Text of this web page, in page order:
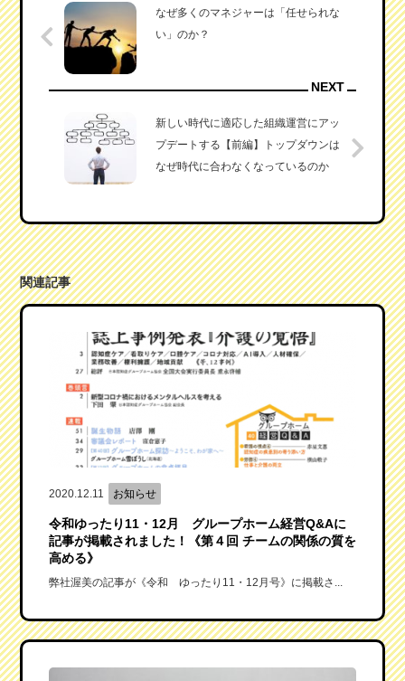
なぜ多くのマネジャーは「任せられな
い」のか？
NEXT
新しい時代に適応した組織運営にアッ
プデートする【前編】トップダウンは
なぜ時代に合わなくなっているのか
関連記事
2020.12.11 お知らせ
令和ゆったり11・12月 グループホーム経営Q&Aに
記事が掲載されました！《第４回 チームの関係の質を
高める》
弊社渥美の記事が《令和 ゆったり11・12月号》に掲載さ...